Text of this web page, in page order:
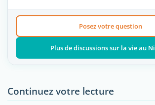
Posez votre question
Plus de discussions sur la vie au
Continuez votre lecture